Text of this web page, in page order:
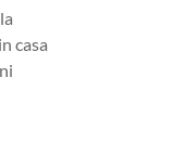
casa